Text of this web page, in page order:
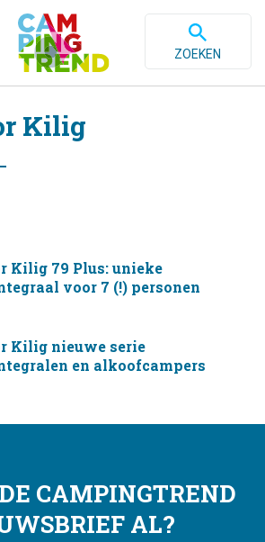
ZOEKEN
Kilig
Kilig 79 Plus: unieke
voor 7 (!) personen
Kilig nieuwe serie
en alkoofcampers
CAMPINGTREND
AL?